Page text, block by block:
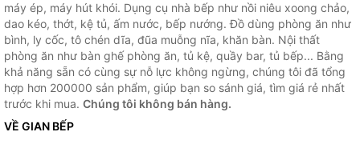
máy ép, máy hút khói. Dụng cụ nhà bếp như nồi niêu xoong chảo,
dao kéo, thớt, kệ tủ, ấm nước, bếp nướng. Đồ dùng phòng ăn như
bình, ly cốc, tô chén dĩa, đũa muỗng nĩa, khăn bàn. Nội thất
phòng ăn như bàn ghế phòng ăn, tủ kệ, quầy bar, tủ bếp... Bằng
khả năng sẵn có cùng sự nỗ lực không ngừng, chúng tôi đã tổng
hợp hơn 200000 sản phẩm, giúp bạn so sánh giá, tìm giá rẻ nhất
trước khi mua. Chúng tôi không bán hàng.
VỀ GIAN BẾP